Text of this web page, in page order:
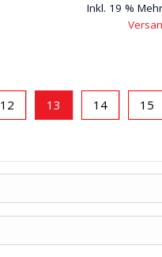
Inkl. 19 %
12 13 14 15